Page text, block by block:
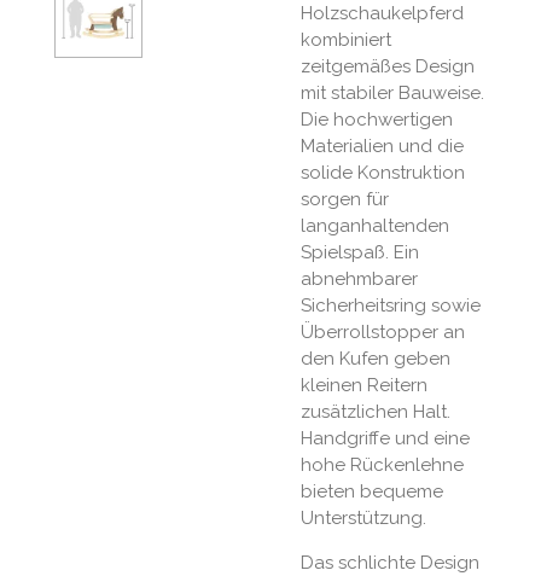
Holzschaukelpferd
kombiniert
zeitgemäßes Design
mit stabiler Bauweise.
Die hochwertigen
Materialien und die
solide Konstruktion
sorgen für
langanhaltenden
Spielspaß. Ein
abnehmbarer
Sicherheitsring sowie
Überrollstopper an
den Kufen geben
kleinen Reitern
zusätzlichen Halt.
Handgriffe und eine
hohe Rückenlehne
bieten bequeme
Unterstützung.
Das schlichte Design